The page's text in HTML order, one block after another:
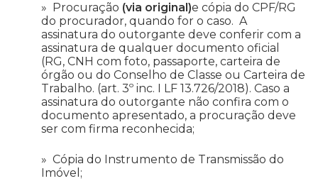
Procuração (via original)e cópia do CPF/RG
do procurador, quando for o caso. A
assinatura do outorgante deve conferir com a
assinatura de qualquer documento oficial
(RG, CNH com foto, passaporte, carteira de
órgão ou do Conselho de Classe ou Carteira de
Trabalho. (art. 3º inc. I LF 13.726/2018). Caso a
assinatura do outorgante não confira com o
documento apresentado, a procuração deve
ser com firma reconhecida;
Cópia do Instrumento de Transmissão do
Imóvel;